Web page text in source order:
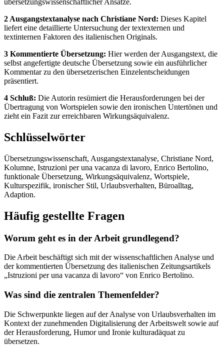
übersetzungswissenschaftlicher Ansätze.
2 Ausgangstextanalyse nach Christiane Nord: Dieses Kapitel
liefert eine detaillierte Untersuchung der textexternen und
textinternen Faktoren des italienischen Originals.
3 Kommentierte Übersetzung: Hier werden der Ausgangstext, die
selbst angefertigte deutsche Übersetzung sowie ein ausführlicher
Kommentar zu den übersetzerischen Einzelentscheidungen
präsentiert.
4 Schluß: Die Autorin resümiert die Herausforderungen bei der
Übertragung von Wortspielen sowie den ironischen Untertönen und
zieht ein Fazit zur erreichbaren Wirkungsäquivalenz.
Schlüsselwörter
Übersetzungswissenschaft, Ausgangstextanalyse, Christiane Nord,
Kolumne, Istruzioni per una vacanza di lavoro, Enrico Bertolino,
funktionale Übersetzung, Wirkungsäquivalenz, Wortspiele,
Kulturspezifik, ironischer Stil, Urlaubsverhalten, Büroalltag,
Adaption.
Häufig gestellte Fragen
Worum geht es in der Arbeit grundlegend?
Die Arbeit beschäftigt sich mit der wissenschaftlichen Analyse und
der kommentierten Übersetzung des italienischen Zeitungsartikels
„Istruzioni per una vacanza di lavoro“ von Enrico Bertolino.
Was sind die zentralen Themenfelder?
Die Schwerpunkte liegen auf der Analyse von Urlaubsverhalten im
Kontext der zunehmenden Digitalisierung der Arbeitswelt sowie auf
der Herausforderung, Humor und Ironie kulturadäquat zu
übersetzen.